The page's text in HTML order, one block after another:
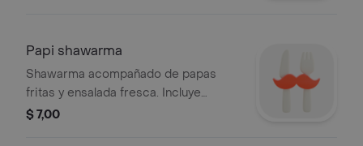
Papi shawarma
Shawarma acompañado de papas
fritas y ensalada fresca. Incluye
salsas.
$ 7,00